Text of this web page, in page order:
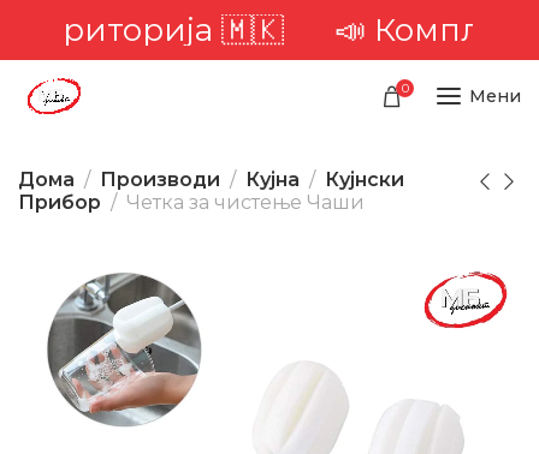
територија 🇲🇰📣 Комплетна
0 Мени
Дома Производи Кујна
Кујнски
Прибор
Четка за чистење Чаши